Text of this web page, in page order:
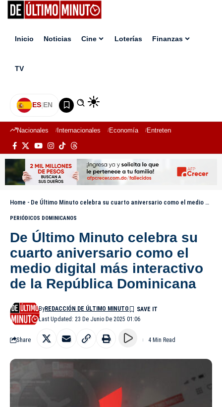
Inicio Noticias Cine Loterías Finanzas
TV
ES|EN
Nacionales Internacionales Economía Entretenimiento
Home - De Último Minuto celebra su cuarto aniversario como el medio digital más interactivo de la República Dominicana
PERIÓDICOS DOMINICANOS
De Último Minuto celebra su
cuarto aniversario como el
medio digital más interactivo
de la República Dominicana
Last Updated: 23 De Junio De 2025 01:06
ByREDACCIÓN DE ÚLTIMO MINUTO
Share 4 Min Read